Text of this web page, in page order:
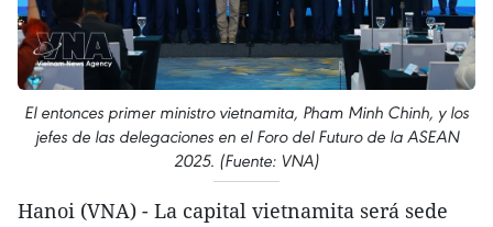
El entonces primer ministro vietnamita, Pham Minh Chinh, y los
jefes de las delegaciones en el Foro del Futuro de la ASEAN
2025. (Fuente: VNA)
Hanoi (VNA) - La capital vietnamita será sede